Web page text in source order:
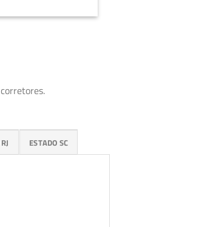
ESTADO SC